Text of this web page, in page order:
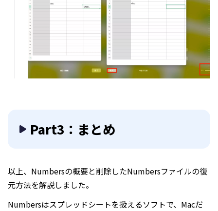
Part3：まとめ
以上、Numbersの概要と削除したNumbersファイルの復
元方法を解説しました。
Numbersはスプレッドシートを扱えるソフトで、Macだ